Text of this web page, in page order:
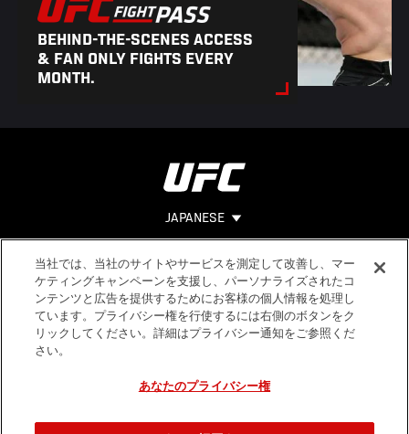
BEHIND-THE-SCENES ACCESS
& FAN ONLY FIGHTS EVERY
MONTH.
JAPANESE
Footer ヘルプ
法的事項
利用規約
個人情報保
当社では、当社のサイトやサービスを測定して改善し、マー
ケティングキャンペーンを支援し、パーソナライズされたコ
ンテンツと広告を提供するためにお客様の個人情報を処理し
ています。プライバシー権を行使するには右側のボタンをク
リックしてください。詳細はプライバシー通知をご参照くだ
さい。
あなたのプライバシー権